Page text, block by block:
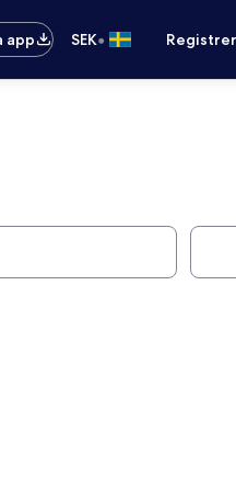
app SEK•